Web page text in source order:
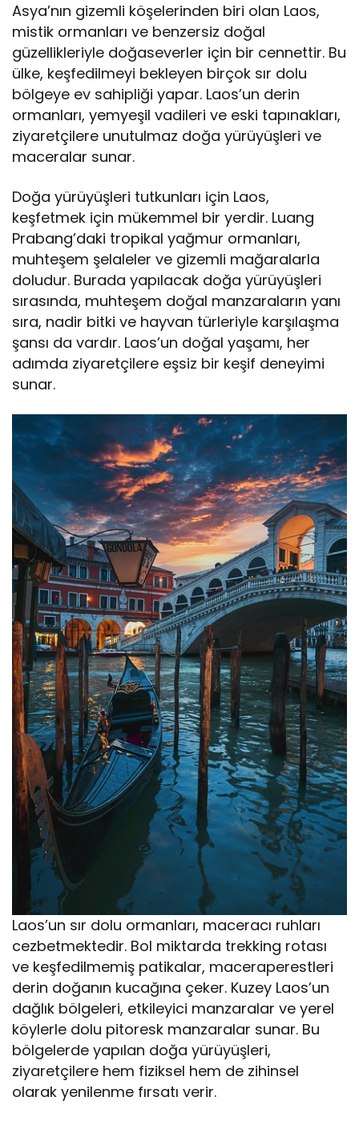
Asya’nın gizemli köşelerinden biri olan Laos,
mistik ormanları ve benzersiz doğal
güzellikleriyle doğaseverler için bir cennettir. Bu
ülke, keşfedilmeyi bekleyen birçok sır dolu
bölgeye ev sahipliği yapar. Laos’un derin
ormanları, yemyeşil vadileri ve eski tapınakları,
ziyaretçilere unutulmaz doğa yürüyüşleri ve
maceralar sunar.
Doğa yürüyüşleri tutkunları için Laos,
keşfetmek için mükemmel bir yerdir. Luang
Prabang’daki tropikal yağmur ormanları,
muhteşem şelaleler ve gizemli mağaralarla
doludur. Burada yapılacak doğa yürüyüşleri
sırasında, muhteşem doğal manzaraların yanı
sıra, nadir bitki ve hayvan türleriyle karşılaşma
şansı da vardır. Laos’un doğal yaşamı, her
adımda ziyaretçilere eşsiz bir keşif deneyimi
sunar.
Laos’un sır dolu ormanları, maceracı ruhları
cezbetmektedir. Bol miktarda trekking rotası
ve keşfedilmemiş patikalar, maceraperestleri
derin doğanın kucağına çeker. Kuzey Laos’un
dağlık bölgeleri, etkileyici manzaralar ve yerel
köylerle dolu pitoresk manzaralar sunar. Bu
bölgelerde yapılan doğa yürüyüşleri,
ziyaretçilere hem fiziksel hem de zihinsel
olarak yenilenme fırsatı verir.